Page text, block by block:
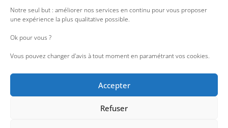
Notre seul but : améliorer nos services en continu pour vous proposer
une expérience la plus qualitative possible.
Ok pour vous ?
Vous pouvez changer d'avis à tout moment en paramétrant vos cookies.
Accepter
Refuser
Accessibilité : partiellement conforme|